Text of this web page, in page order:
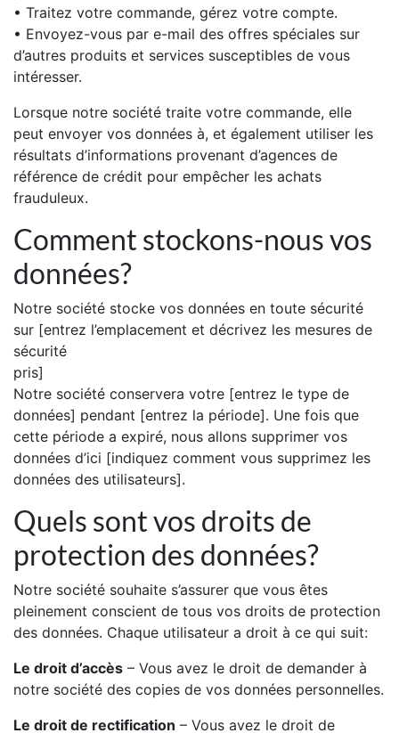
• Traitez votre commande, gérez votre compte.
• Envoyez-vous par e-mail des offres spéciales sur
d’autres produits et services susceptibles de vous
intéresser.
Lorsque notre société traite votre commande, elle
peut envoyer vos données à, et également utiliser les
résultats d’informations provenant d’agences de
référence de crédit pour empêcher les achats
frauduleux.
Comment stockons-nous vos
données?
Notre société stocke vos données en toute sécurité
sur [entrez l’emplacement et décrivez les mesures de
sécurité
pris]
Notre société conservera votre [entrez le type de
données] pendant [entrez la période]. Une fois que
cette période a expiré, nous allons supprimer vos
données d’ici [indiquez comment vous supprimez les
données des utilisateurs].
Quels sont vos droits de
protection des données?
Notre société souhaite s’assurer que vous êtes
pleinement conscient de tous vos droits de protection
des données. Chaque utilisateur a droit à ce qui suit:
Le droit d’accès – Vous avez le droit de demander à
notre société des copies de vos données personnelles.
Le droit de rectification – Vous avez le droit de